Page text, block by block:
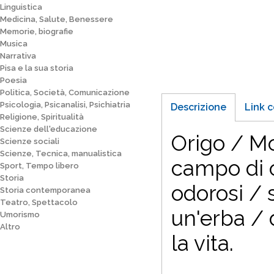
Linguistica
Medicina, Salute, Benessere
Memorie, biografie
Musica
Narrativa
Pisa e la sua storia
Poesia
Politica, Società, Comunicazione
Psicologia, Psicanalisi, Psichiatria
Religione, Spiritualità
Scienze dell'educazione
Scienze sociali
Scienze, Tecnica, manualistica
Sport, Tempo libero
Storia
Storia contemporanea
Teatro, Spettacolo
Umorismo
Altro
Descrizione Link
Origo /
campo di
odorosi /
un'erba /
la vita.